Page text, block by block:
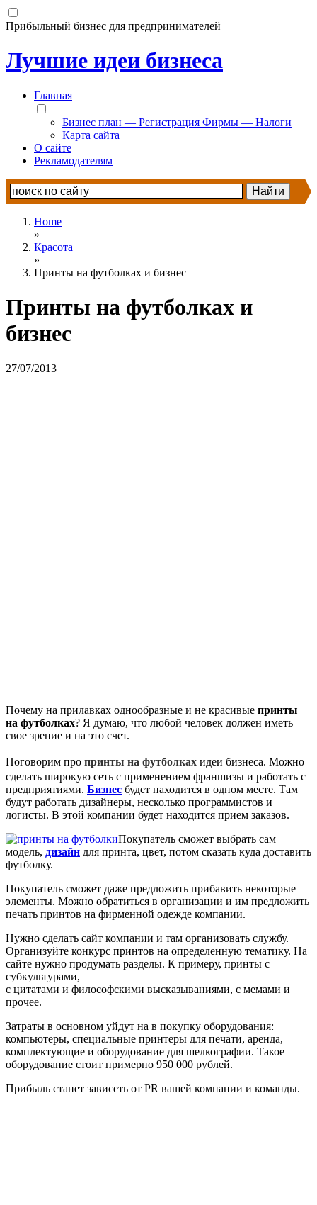
Прибыльный бизнес для предпринимателей
Лучшие идеи бизнеса
Главная
Бизнес план — Регистрация Фирмы — Налоги
Карта сайта
О сайте
Рекламодателям
Home
»
Красота
»
Принты на футболках и бизнес
Принты на футболках и
бизнес
27/07/2013
Почему на прилавках однообразные и не красивые принты
на футболках? Я думаю, что любой человек должен иметь
свое зрение и на это счет.
Поговорим про принты на футболках идеи бизнеса. Можно
сделать широкую сеть с применением франшизы и работать с
предприятиями. Бизнес будет находится в одном месте. Там
будут работать дизайнеры, несколько программистов и
логисты. В этой компании будет находится прием заказов.
Покупатель сможет выбрать сам
модель, дизайн для принта, цвет, потом сказать куда доставить
футболку.
Покупатель сможет даже предложить прибавить некоторые
элементы. Можно обратиться в организации и им предложить
печать принтов на фирменной одежде компании.
Нужно сделать сайт компании и там организовать службу.
Организуйте конкурс принтов на определенную тематику. На
сайте нужно продумать разделы. К примеру, принты с
субкультурами,
с цитатами и философскими высказываниями, с мемами и
прочее.
Затраты в основном уйдут на в покупку оборудования:
компьютеры, специальные принтеры для печати, аренда,
комплектующие и оборудование для шелкографии. Такое
оборудование стоит примерно 950 000 рублей.
Прибыль станет зависеть от PR вашей компании и команды.